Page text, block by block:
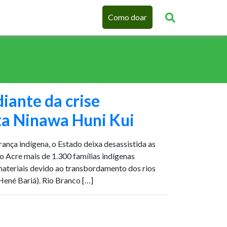
Como doar
da crise
Ninawa Huni Kui
indígena, o Estado deixa desassistida as
Acre mais de 1.300 famílias indígenas
devido ao transbordamento dos rios
Bariá). Rio Branco […]